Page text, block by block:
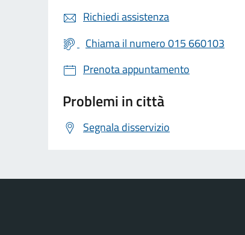
Richiedi assistenza
Chiama il numero 015 660103
Prenota appuntamento
Problemi in città
Segnala disservizio